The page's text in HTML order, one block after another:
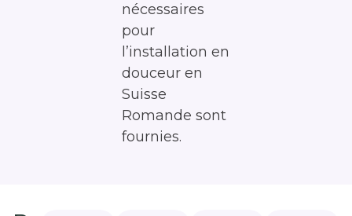
nécessaires
pour
l’installation en
douceur en
Suisse
Romande sont
fournies.